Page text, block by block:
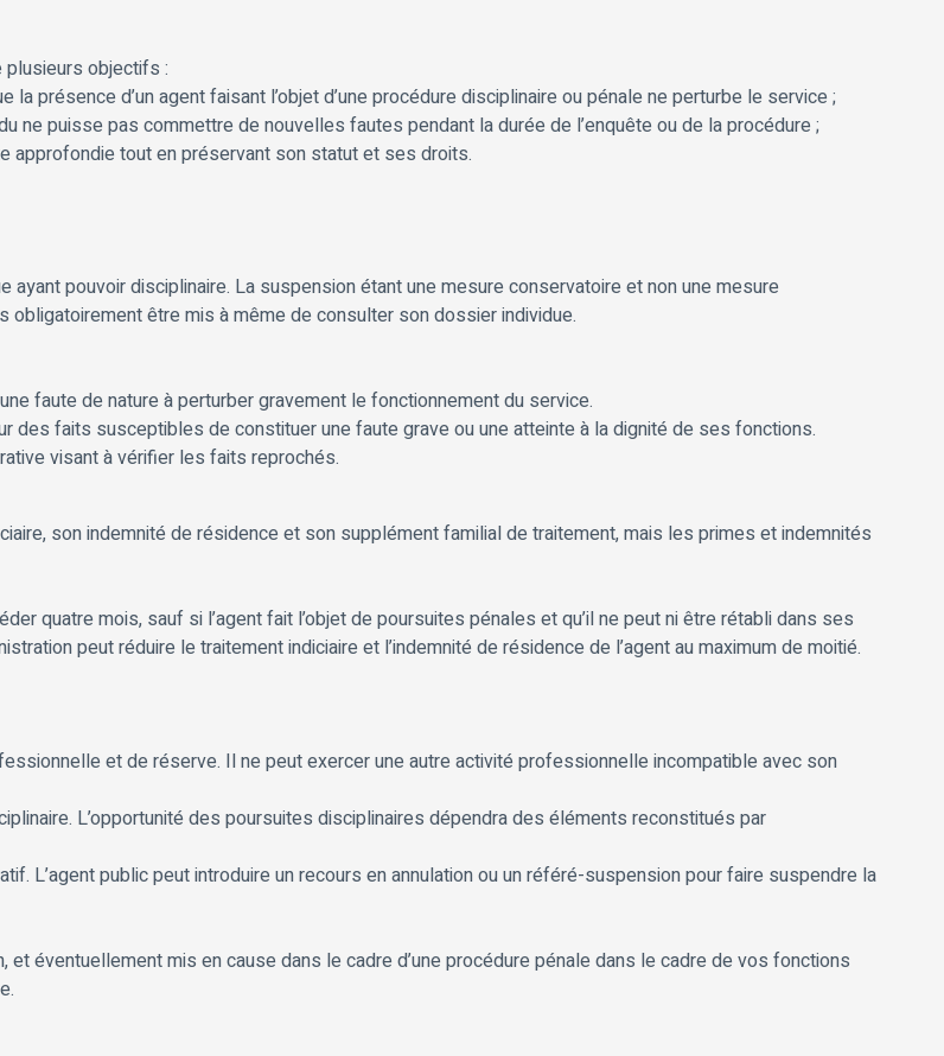
objectifs :
la présence d’un agent faisant l’objet d’une procédure disciplinaire ou pénale ne perturbe le service ;
ne puisse pas commettre de nouvelles fautes pendant la durée de l’enquête ou de la procédure ;
approfondie tout en préservant son statut et ses droits.
pouvoir disciplinaire. La suspension étant une mesure conservatoire et non une mesure
obligatoirement être mis à même de consulter son dossier individue.
faute de nature à perturber gravement le fonctionnement du service.
des faits susceptibles de constituer une faute grave ou une atteinte à la dignité de ses fonctions.
visant à vérifier les faits reprochés.
son indemnité de résidence et son supplément familial de traitement, mais les primes et indemnités
quatre mois, sauf si l’agent fait l’objet de poursuites pénales et qu’il ne peut ni être rétabli dans ses
peut réduire le traitement indiciaire et l’indemnité de résidence de l’agent au maximum de moitié.
et de réserve. Il ne peut exercer une autre activité professionnelle incompatible avec son
L’opportunité des poursuites disciplinaires dépendra des éléments reconstitués par
L’agent public peut introduire un recours en annulation ou un référé-suspension pour faire suspendre la
éventuellement mis en cause dans le cadre d’une procédure pénale dans le cadre de vos fonctions